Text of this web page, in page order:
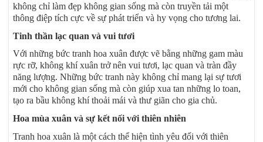
không chỉ làm đẹp không gian sống mà còn truyền tải một
thông điệp tích cực về sự phát triển và hy vọng cho tương lai.
Tinh thần lạc quan và vui tươi
Với những bức tranh hoa xuân được vẽ bằng những gam màu
rực rỡ, không khí xuân trở nên vui tươi, lạc quan và tràn đầy
năng lượng. Những bức tranh này không chỉ mang lại sự tươi
mới cho không gian sống mà còn giúp xua tan những lo toan,
tạo ra bầu không khí thoải mái và thư giãn cho gia chủ.
Hoa mùa xuân và sự kết nối với thiên nhiên
Tranh hoa xuân là một cách thể hiện tình yêu đối với thiên